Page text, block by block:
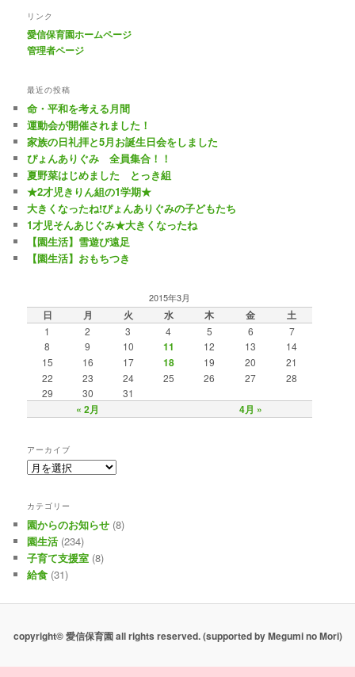
リンク
愛信保育園ホームページ
管理者ページ
最近の投稿
命・平和を考える月間
運動会が開催されました！
家族の日礼拝と5月お誕生日会をしました
ぴょんありぐみ 全員集合！！
夏野菜はじめました とっき組
★2才児きりん組の1学期★
大きくなったね!ぴょんありぐみの子どもたち
1才児そんあじぐみ★大きくなったね
【園生活】雪遊び遠足
【園生活】おもちつき
2015年3月
日 月 火 水 木 金 土
« 2月 4月 »
1 2 3 4 5 6
7
8
9 10 11 12 13
14
15
16 17 18 19 20
21
22
23 24 25 26 27
28
29
30 31
アーカイブ
カテゴリー
園からのお知らせ (8)
園生活(234)
子育て支援室 (8)
給食 (31)
copyright© 愛信保育園 all rights reserved.(supported by Megumi no Mori)